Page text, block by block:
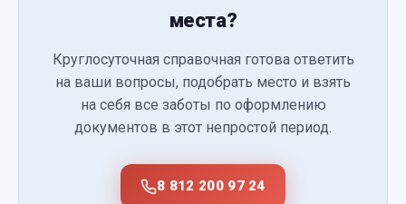
места?
Круглосуточная справочная готова ответить
на ваши вопросы, подобрать место и взять
на себя все заботы по оформлению
документов в этот непростой период.
8 812 200 97 24